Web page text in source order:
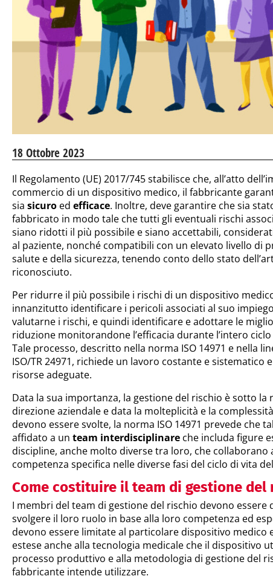
18 Ottobre 2023
Il Regolamento (UE) 2017/745 stabilisce che, all’atto
commercio di un dispositivo medico, il fabbricante
sia sicuro ed efficace. Inoltre, deve garantire che sia
fabbricato in modo tale che tutti gli eventuali rischi
siano ridotti il più possibile e siano accettabili,
al paziente, nonché compatibili con un elevato livello di
salute e della sicurezza, tenendo conto dello stato
riconosciuto.
Per ridurre il più possibile i rischi di un dispositivo
innanzitutto identificare i pericoli associati al suo
valutarne i rischi, e quindi identificare e adottare le
riduzione monitorandone l’efficacia durante l’intero
Tale processo, descritto nella norma ISO 14971 e nella
ISO/TR 24971, richiede un lavoro costante e sistematico
risorse adeguate.
Data la sua importanza, la gestione del rischio è sotto la
direzione aziendale e data la molteplicità e la
devono essere svolte, la norma ISO 14971 prevede che
affidato a un team interdisciplinare che includa figure
discipline, anche molto diverse tra loro, che
competenza specifica nelle diverse fasi del ciclo di vita
Come costituire il team di gestione del
I membri del team di gestione del rischio devono essere
svolgere il loro ruolo in base alla loro competenza ed
devono essere limitate al particolare dispositivo medico
estese anche alla tecnologia medicale che il dispositivo
processo produttivo e alla metodologia di gestione del
fabbricante intende utilizzare.